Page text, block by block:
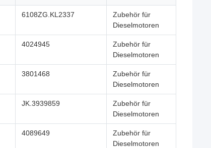
6108ZG.KL2337
Zubehör für
Dieselmotoren
4024945
Zubehör für
Dieselmotoren
3801468
Zubehör für
Dieselmotoren
JK.3939859
Zubehör für
Dieselmotoren
4089649
Zubehör für
Dieselmotoren